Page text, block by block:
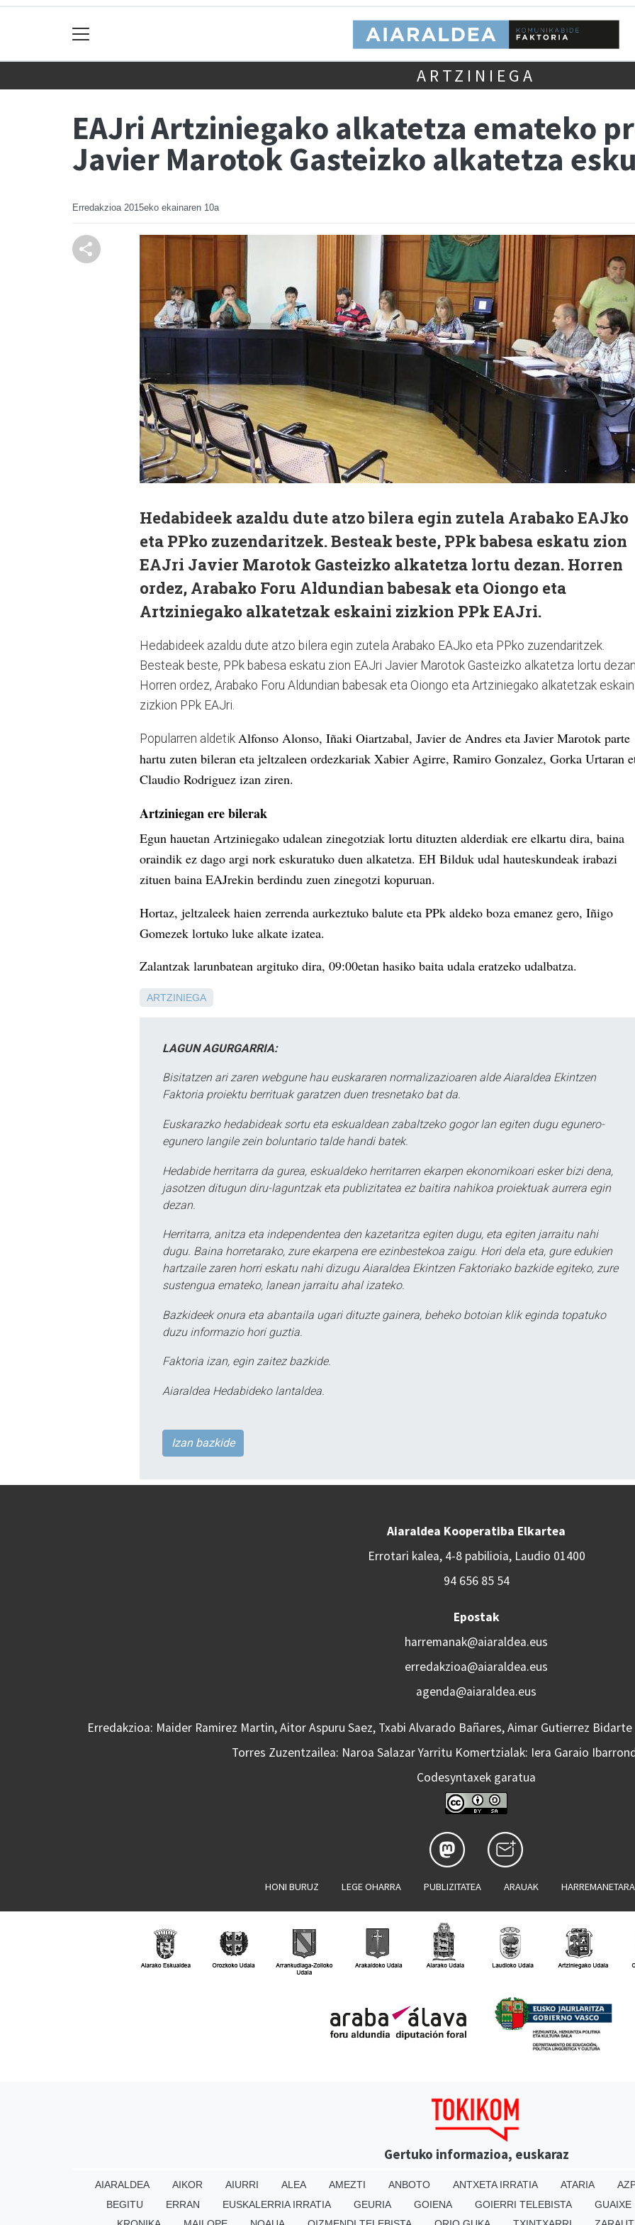
ARTZINIEGA
EAJri Artziniegako alkatetza emateko
Javier Marotok Gasteizko alkatetza
Erredakzioa 2015eko ekainaren 10a
Hedabideek azaldu dute atzo bilera egin zutela Arabako EAJko
eta PPko zuzendaritzek. Besteak beste, PPk babesa eskatu zion
EAJri Javier Marotok Gasteizko alkatetza lortu dezan. Horren
ordez, Arabako Foru Aldundian babesak eta Oiongo eta
Artziniegako alkatetzak eskaini zizkion PPk EAJri.
Hedabideek azaldu dute atzo bilera egin zutela Arabako EAJko eta PPko zuzendaritzek.
Besteak beste, PPk babesa eskatu zion EAJri Javier Marotok Gasteizko alkatetza lortu dezan.
Horren ordez, Arabako Foru Aldundian babesak eta Oiongo eta Artziniegako alkatetzak
zizkion PPk EAJri.
Popularren aldetik Alfonso Alonso, Iñaki Oiartzabal, Javier de Andres eta Javier Marotok parte
hartu zuten bileran eta jeltzaleen ordezkariak Xabier Agirre, Ramiro Gonzalez, Gorka Urtaran
Claudio Rodriguez izan ziren.
Artziniegan ere bilerak
Egun hauetan Artziniegako udalean zinegotziak lortu dituzten alderdiak ere elkartu dira, baina
oraindik ez dago argi nork eskuratuko duen alkatetza. EH Bilduk udal hauteskundeak irabazi
zituen baina EAJrekin berdindu zuen zinegotzi kopuruan.
Hortaz, jeltzaleek haien zerrenda aurkeztuko balute eta PPk aldeko boza emanez gero, Iñigo
Gomezek lortuko luke alkate izatea.
Zalantzak larunbatean argituko dira, 09:00etan hasiko baita udala eratzeko udalbatza.
ARTZINIEGA
LAGUN AGURGARRIA:
Bisitatzen ari zaren webgune hau euskararen normalizazioaren alde Aiaraldea Ekintzen
Faktoria proiektu berrituak garatzen duen tresnetako bat da.
Euskarazko hedabideak sortu eta eskualdean zabaltzeko gogor lan egiten dugu egunero-
egunero langile zein boluntario talde handi batek.
Hedabide herritarra da gurea, eskualdeko herritarren ekarpen ekonomikoari esker bizi dena,
jasotzen ditugun diru-laguntzak eta publizitatea ez baitira nahikoa proiektuak aurrera egin
dezan.
Herritarra, anitza eta independentea den kazetaritza egiten dugu, eta egiten jarraitu nahi
dugu. Baina horretarako, zure ekarpena ere ezinbestekoa zaigu. Hori dela eta, gure edukien
hartzaile zaren horri eskatu nahi dizugu Aiaraldea Ekintzen Faktoriako bazkide egiteko, zure
sustengua emateko, lanean jarraitu ahal izateko.
Bazkideek onura eta abantaila ugari dituzte gainera, beheko botoian klik eginda topatuko
duzu informazio hori guztia.
Faktoria izan, egin zaitez bazkide.
Aiaraldea Hedabideko lantaldea.
Izan bazkide
Aiaraldea Kooperatiba Elkartea
Errotari kalea, 4-8 pabilioia, Laudio 01400
94 656 85 54
Epostak
harremanak@aiaraldea.eus
erredakzioa@aiaraldea.eus
agenda@aiaraldea.eus
Erredakzioa: Maider Ramirez Martin, Aitor Aspuru Saez, Txabi Alvarado Bañares, Aimar Gutierrez
Torres Zuzentzailea: Naroa Salazar Yarritu Komertzialak: Iera Garaio
Codesyntaxek garatua
HONI BURUZ LEGE OHARRA PUBLIZITATEA ARAUAK
Gertuko informazioa, euskaraz
AIARALDEA AIKOR AIURRI ALEA AMEZTI ANBOTO ANTXETA IRRATIA ATARIA
BEGITU
ERRAN EUSKALERRIA IRRATIA GEURIA GOIENA GOIERRI TELEBISTA GUAIXE